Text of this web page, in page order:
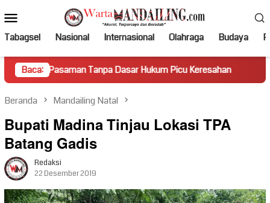
ke
kontenMobile
Tabagsel Nasional Internasional Olahraga Budaya
Baca:Tanpa Dasar Hukum Picu Keresahan Truk Miring
Beranda Mandailing Natal
Bupati Madina Tinjau Lokasi TPA
Batang Gadis
Redaksi
22 Desember 2019